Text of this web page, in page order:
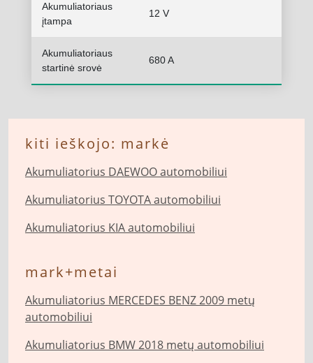
Akumuliatoriaus
įtampa
12 V
Akumuliatoriaus
startinė srovė
680 A
kiti ieškojo: markė
Akumuliatorius DAEWOO automobiliui
Akumuliatorius TOYOTA automobiliui
Akumuliatorius KIA automobiliui
mark+metai
Akumuliatorius MERCEDES BENZ 2009 metų
automobiliui
Akumuliatorius BMW 2018 metų automobiliui